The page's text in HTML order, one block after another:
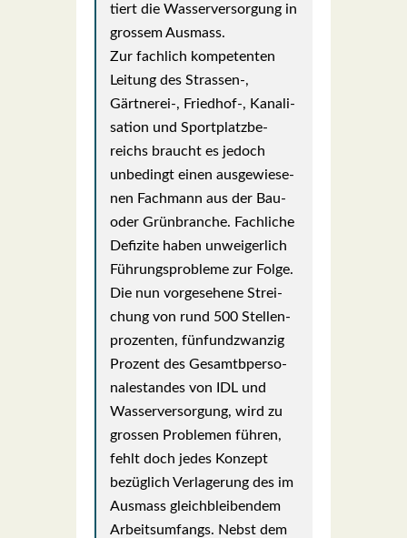
tiert die Was­ser­ver­sor­gung in
gros­sem Aus­mass.
Zur fach­lich kom­pe­ten­ten
Lei­tung des Strassen‑,
Gärtnerei‑, Friedhof‑, Kana­li­
sa­ti­on und Sport­platz­be­
reichs braucht es jedoch
unbe­dingt einen aus­ge­wie­se­
nen Fach­mann aus der Bau-
oder Grün­bran­che. Fach­li­che
Defi­zi­te haben unwei­ger­lich
Füh­rungs­pro­ble­me zur Fol­ge.
Die nun vor­ge­se­he­ne Strei­
chung von rund 500 Stel­len­
pro­zen­ten, fünf­und­zwan­zig
Pro­zent des Gesamtbper­so­
nal­e­stan­des von IDL und
Was­ser­ver­sor­gung, wird zu
gros­sen Pro­ble­men füh­ren,
fehlt doch jedes Kon­zept
bezüg­lich Ver­la­ge­rung des im
Aus­mass gleich­blei­ben­dem
Arbeits­um­fangs. Nebst dem